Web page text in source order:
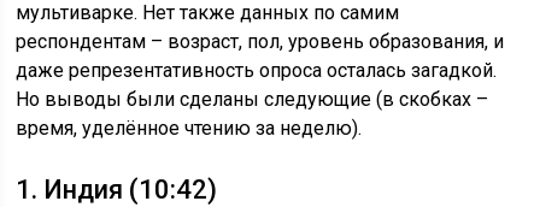
мультиварке. Нет также данных по самим
респондентам – возраст, пол, уровень образования, и
даже репрезентативность опроса осталась загадкой.
Но выводы были сделаны следующие (в скобках –
время, уделённое чтению за неделю).
1. Индия (10:42)